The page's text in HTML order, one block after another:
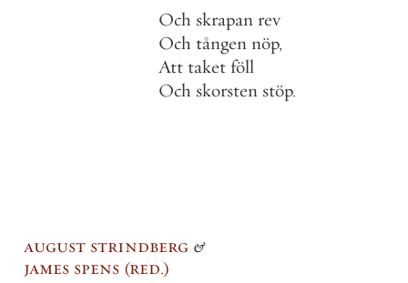
Och skrapan rev
Och tången nöp,
Att taket föll
Och skorsten stöp.
august strindberg &
james spens red.